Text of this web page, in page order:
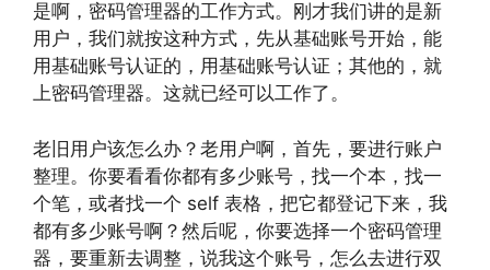
是啊，密码管理器的工作方式。刚才我们讲的是新
用户，我们就按这种方式，先从基础账号开始，能
用基础账号认证的，用基础账号认证；其他的，就
上密码管理器。这就已经可以工作了。
老旧用户该怎么办？老用户啊，首先，要进行账户
整理。你要看看你都有多少账号，找一个本，找一
个笔，或者找一个 self 表格，把它都登记下来，我
都有多少账号啊？然后呢，你要选择一个密码管理
器，要重新去调整，说我这个账号，怎么去进行双